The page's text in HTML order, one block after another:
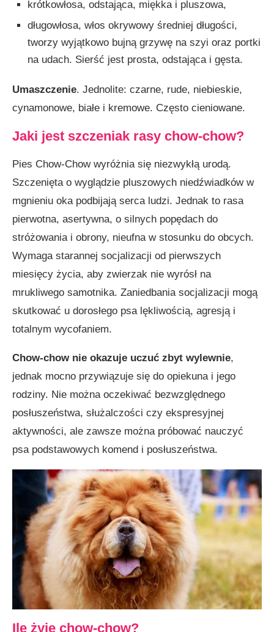
krótkowłosa, odstająca, miękka i pluszowa,
długowłosa, włos okrywowy średniej długości,
tworzy wyjątkowo bujną grzywę na szyi oraz portki
na udach. Sierść jest prosta, odstająca i gęsta.
Umaszczenie. Jednolite: czarne, rude, niebieskie,
cynamonowe, białe i kremowe. Często cieniowane.
Jaki jest szczeniak rasy chow-chow?
Pies Chow-Chow wyróżnia się niezwykłą urodą.
Szczenięta o wyglądzie pluszowych niedźwiadków w
mgnieniu oka podbijają serca ludzi. Jednak to rasa
pierwotna, asertywna, o silnych popędach do
stróżowania i obrony, nieufna w stosunku do obcych.
Wymaga starannej socjalizacji od pierwszych
miesięcy życia, aby zwierzak nie wyrósł na
mrukliwego samotnika. Zaniedbania socjalizacji mogą
skutkować u dorosłego psa lękliwością, agresją i
totalnym wycofaniem.
Chow-chow nie okazuje uczuć zbyt wylewnie,
jednak mocno przywiązuje się do opiekuna i jego
rodziny. Nie można oczekiwać bezwzględnego
posłuszeństwa, służalczości czy ekspresyjnej
aktywności, ale zawsze można próbować nauczyć
psa podstawowych komend i posłuszeństwa.
Ile żyje chow-chow?